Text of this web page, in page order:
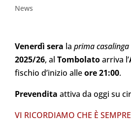
News
Venerdì sera la prima casalinga
2025/26, al Tombolatoarriva l’
fischio d’inizio alleore 21:00.
Prevendita attiva da oggi su
VI RICORDIAMO CHE È